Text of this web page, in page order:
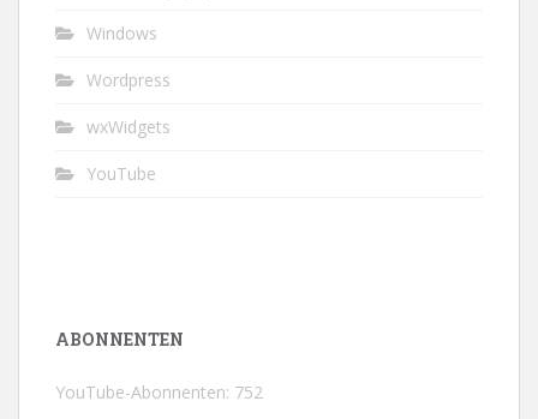
Windows
Wordpress
wxWidgets
YouTube
ABONNENTEN
YouTube-Abonnenten: 752